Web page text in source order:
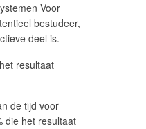
Voor
bestudeer,
deel is.
resultaat
de tijd voor
die het resultaat